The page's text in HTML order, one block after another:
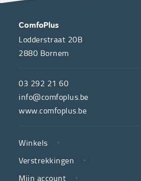
OVER
ONS
de
hulpmiddelenwinkel
van
neutrale
ziekenfondsen,
is
CONTACT
ComfoPlus
Lodderstraat 20B
2880 Bornem
03 292 21 60
info@comfoplus.be
www.comfoplus.be
LINKS
Winkels
Verstrekkingen
Mijn account